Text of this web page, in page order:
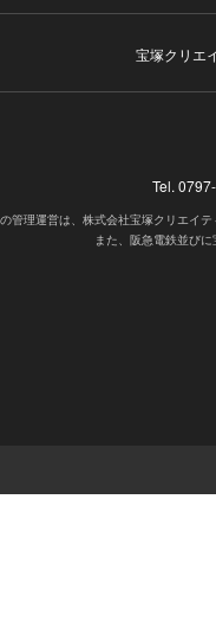
宝塚クリエ
Tel.
管理運営は、株式会社宝塚クリエイ
また、阪急電鉄並び